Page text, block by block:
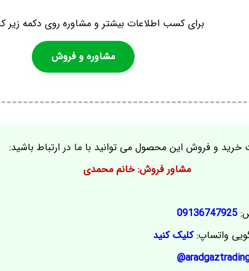
برای کسب اطلاعات بیشتر و مشاوره روی دکمه زیر
مشاوره و فروش
و فروش این محصول می توانید با ما در ارتباط باشید:
مشاور فروش: خانم محمدی
09136747925
واتساپ:کلیک کنید